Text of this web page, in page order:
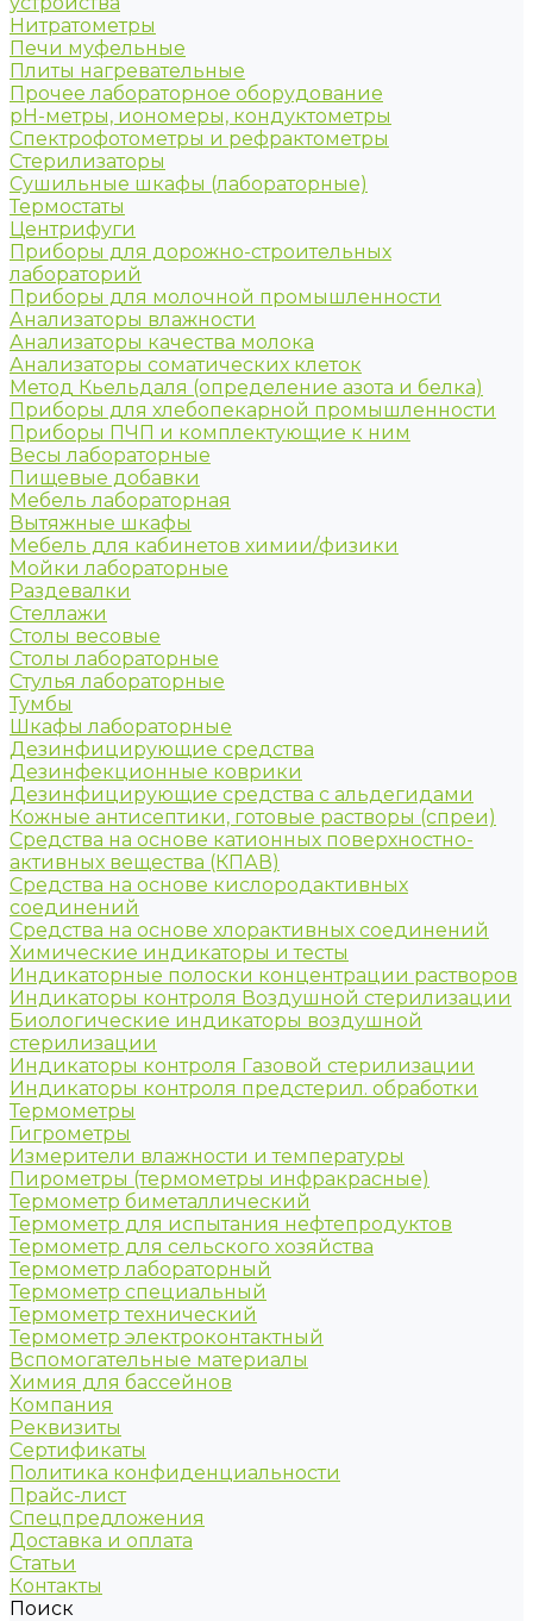
Нитратометры
Печи муфельные
Плиты нагревательные
Прочее лабораторное оборудование
рН-метры, иономеры, кондуктометры
Спектрофотометры и рефрактометры
Стерилизаторы
Сушильные шкафы (лабораторные)
Термостаты
Центрифуги
Приборы для дорожно-строительных
лабораторий
Приборы для молочной промышленности
Анализаторы влажности
Анализаторы качества молока
Анализаторы соматических клеток
Метод Кьельдаля (определение азота и белка)
Приборы для хлебопекарной промышленности
Приборы ПЧП и комплектующие к ним
Весы лабораторные
Пищевые добавки
Мебель лабораторная
Вытяжные шкафы
Мебель для кабинетов химии/физики
Мойки лабораторные
Раздевалки
Стеллажи
Столы весовые
Столы лабораторные
Стулья лабораторные
Тумбы
Шкафы лабораторные
Дезинфицирующие средства
Дезинфекционные коврики
Дезинфицирующие средства с альдегидами
Кожные антисептики, готовые растворы (спреи)
Средства на основе катионных поверхностно-
активных вещества (КПАВ)
Средства на основе кислородактивных
соединений
Средства на основе хлорактивных соединений
Химические индикаторы и тесты
Индикаторные полоски концентрации растворов
Индикаторы контроля Воздушной стерилизации
Биологические индикаторы воздушной
стерилизации
Индикаторы контроля Газовой стерилизации
Индикаторы контроля предстерил. обработки
Термометры
Гигрометры
Измерители влажности и температуры
Пирометры (термометры инфракрасные)
Термометр биметаллический
Термометр для испытания нефтепродуктов
Термометр для сельского хозяйства
Термометр лабораторный
Термометр специальный
Термометр технический
Термометр электроконтактный
Вспомогательные материалы
Химия для бассейнов
Компания
Реквизиты
Сертификаты
Политика конфиденциальности
Прайс-лист
Спецпредложения
Доставка и оплата
Статьи
Контакты
Поиск